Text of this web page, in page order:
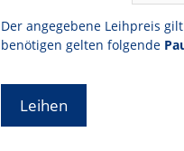
Der angegebene Leihpreis
benötigen gelten folgende
Leihen